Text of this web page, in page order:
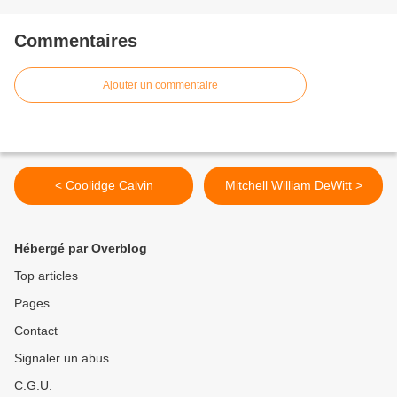
Commentaires
Ajouter un commentaire
< Coolidge Calvin Mitchell William DeWitt >
Hébergé par Overblog
Top articles
Pages
Contact
Signaler un abus
C.G.U.